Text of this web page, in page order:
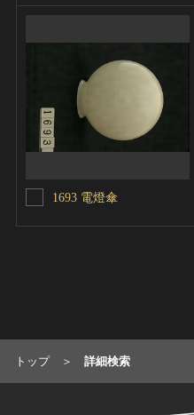
1693 電燈傘
トップ 詳細検索